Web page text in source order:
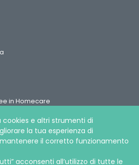
cookies e altri strumenti di
la tua esperienza di
il corretto funzionamento
acconsenti all’utilizzo di tutte le
in Homecare
Terapia Home Care